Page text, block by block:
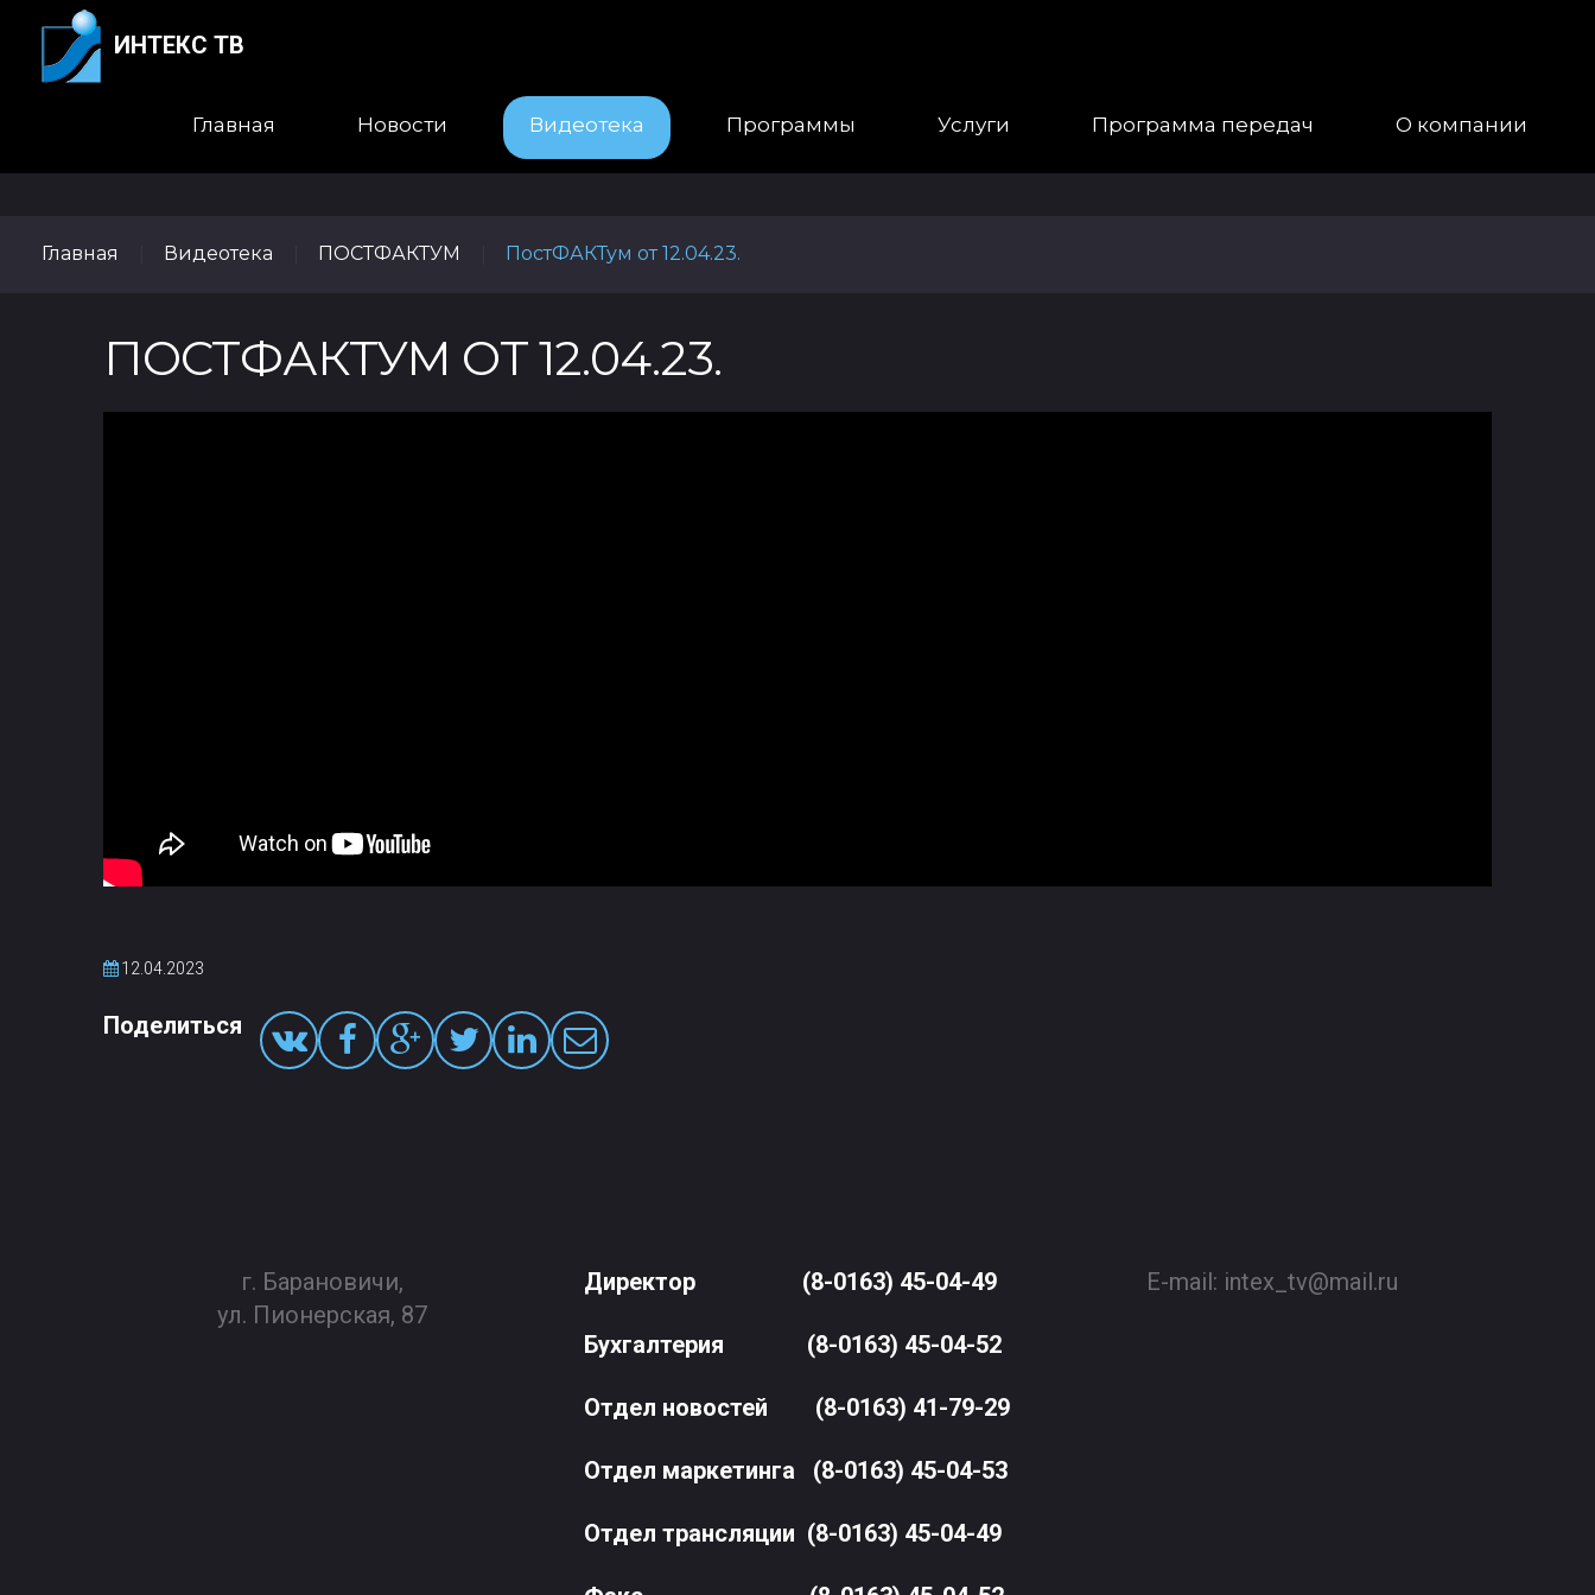
ИНТЕКС ТВ
Главная Новости Видеотека Программы Услуги Программа передач О компании
Главная Видеотека ПОСТФАКТУМ ПостФАКТум от 12.04.23.
ПОСТФАКТУМ ОТ 12.04.23.
12.04.2023
Поделиться
г. Барановичи,
ул. Пионерская, 87
Директор (8-0163) 45-04-49
Бухгалтерия (8-0163) 45-04-52
Отдел новостей (8-0163) 41-79-29
Отдел маркетинга (8-0163) 45-04-53
Отдел трансляции (8-0163) 45-04-49
E-mail: intex_tv@mail.ru